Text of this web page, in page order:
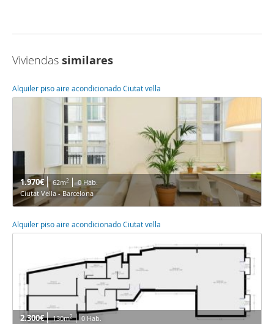
Viviendas similares
Alquiler piso aire acondicionado Ciutat vella
1.970€ 62m2
0 Hab.
Ciutat Vella - Barcelona
Alquiler piso aire acondicionado Ciutat vella
2.300€ 130m2
0 Hab.